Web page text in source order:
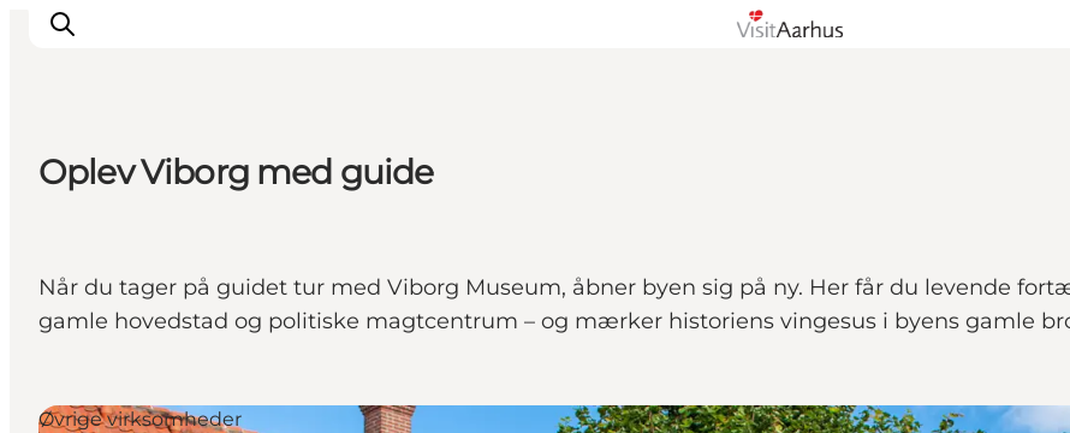
Byer og steder
Planlæg ferien
Transport
Oplev Viborg med guide
Når du tager på guidet tur med Viborg Museum, åbner byen sig på ny. Her får du levende
gamle hovedstad og politiske magtcentrum – og mærker historiens vingesus i byens gamle
Øvrige virksomheder